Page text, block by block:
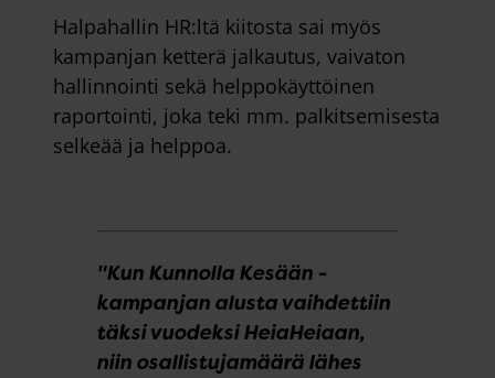
Halpahallin HR:ltä kiitosta sai myös
kampanjan ketterä jalkautus, vaivaton
hallinnointi sekä helppokäyttöinen
raportointi, joka teki mm. palkitsemisesta
selkeää ja helppoa.
"Kun Kunnolla Kesään -
kampanjan alusta vaihdettiin
täksi vuodeksi HeiaHeiaan,
niin osallistujamäärä lähes